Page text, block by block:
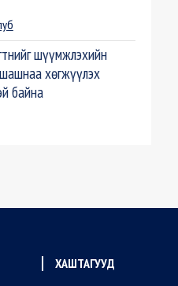
шүүмжлэхийн
хөгжүүлэх
байна
ХАШТАГУУД